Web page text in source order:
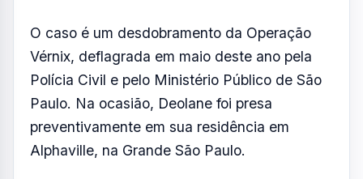
Segundo a investigação, o esquema foi
identificado após anos de apuração sobre a
movimentação financeira de pessoas ligadas
à cúpula do PCC.